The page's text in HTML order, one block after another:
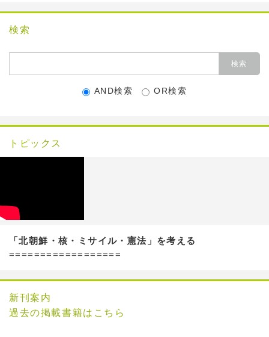
検索
AND検索 OR検索
トピックス
「北朝鮮・核・ミサイル・憲法」を考える
==================
新刊案内
過去の掲載書籍はこちら